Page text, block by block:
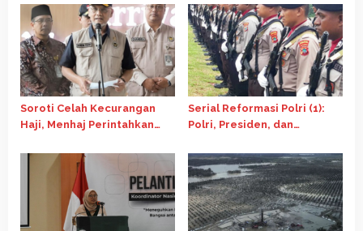
Soroti Celah Kecurangan
Haji, Menhaj Perintahkan
Serial Reformasi Polri (1):
Polri, Presiden, dan
yang Sudah Selesai Sebelum
Dimulai